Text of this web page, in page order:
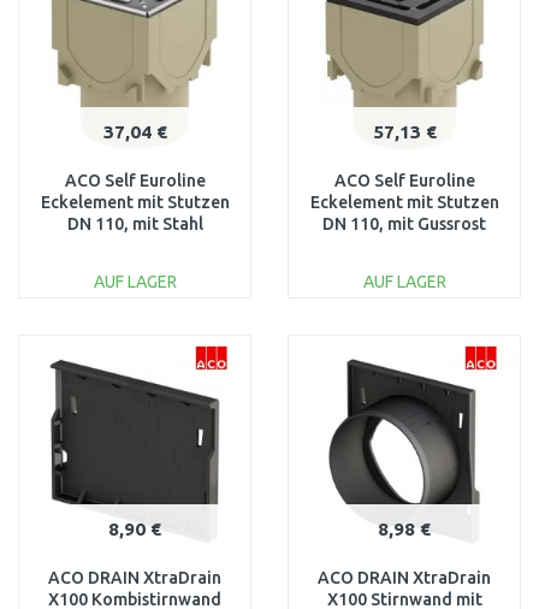
37,04 €
ACO Self Euroline
Eckelement mit Stutzen
DN 110, mit Stahl
AUF LAGER
Vergleichen
57,13 €
ACO Self Euroline
Eckelement mit Stutzen
DN 110, mit Gussrost
AUF LAGER
Vergleichen
8,90 €
ACO DRAIN XtraDrain
X100 Kombistirnwand
8,98 €
ACO DRAIN XtraDrain
X100 Stirnwand mit